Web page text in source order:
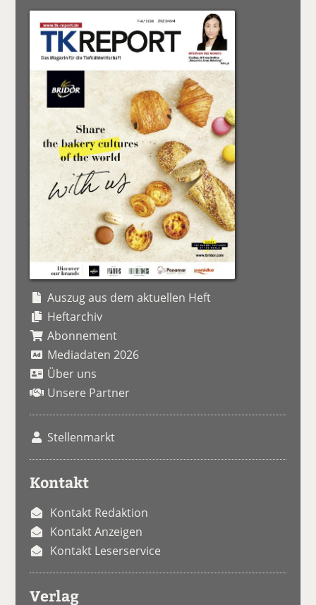
Auszug aus dem aktuellen Heft
Heftarchiv
Abonnement
Mediadaten 2026
Über uns
Unsere Partner
Stellenmarkt
Kontakt
Kontakt Redaktion
Kontakt Anzeigen
Kontakt Leserservice
Verlag